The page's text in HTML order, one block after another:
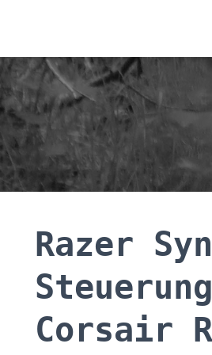
Razer
Corsair